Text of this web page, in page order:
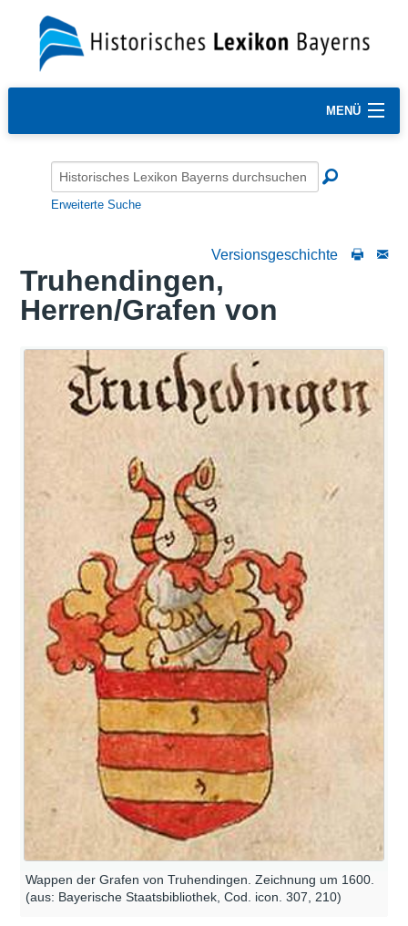
MENÜ
Erweiterte Suche
Versionsgeschichte
Truhendingen,
Herren/Grafen von
Wappen der Grafen von Truhendingen. Zeichnung um 1600.
(aus: Bayerische Staatsbibliothek, Cod. icon. 307, 210)